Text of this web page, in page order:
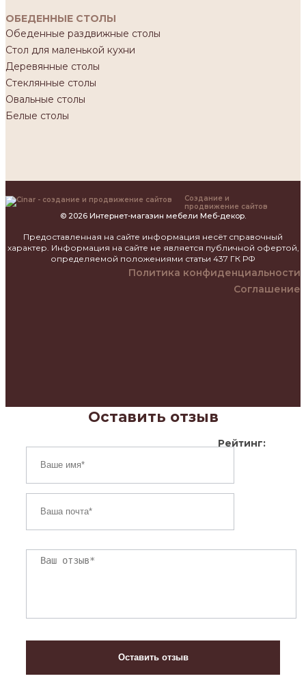
ОБЕДЕННЫЕ СТОЛЫ
Обеденные раздвижные столы
Стол для маленькой кухни
Деревянные столы
Стеклянные столы
Овальные столы
Белые столы
Создание и
продвижение сайтов
© 2026 Интернет-магазин мебели Меб-декор.
Предоставленная на сайте информация несёт справочный
характер. Информация на сайте не является публичной офертой,
определяемой положениями статьи 437 ГК РФ
Политика конфиденциальности
Соглашение
Оставить отзыв
Рейтинг: